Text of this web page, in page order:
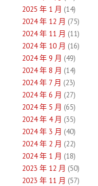
2025 年 1 月 (14)
2024 年 12 月 (75)
2024 年 11 月 (11)
2024 年 10 月 (16)
2024 年 9 月 (49)
2024 年 8 月 (14)
2024 年 7 月 (23)
2024 年 6 月 (27)
2024 年 5 月 (65)
2024 年 4 月 (35)
2024 年 3 月 (40)
2024 年 2 月 (22)
2024 年 1 月 (18)
2023 年 12 月 (50)
2023 年 11 月 (57)